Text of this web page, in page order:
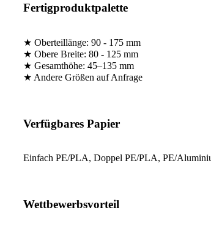
Fertigproduktpalette
★ Oberteillänge: 90 - 175 mm
★ Obere Breite: 80 - 125 mm
★ Gesamthöhe: 45–135 mm
★ Andere Größen auf Anfrage
Verfügbares Papier
Einfach PE/PLA, Doppel PE/PLA, PE/
Wettbewerbsvorteil